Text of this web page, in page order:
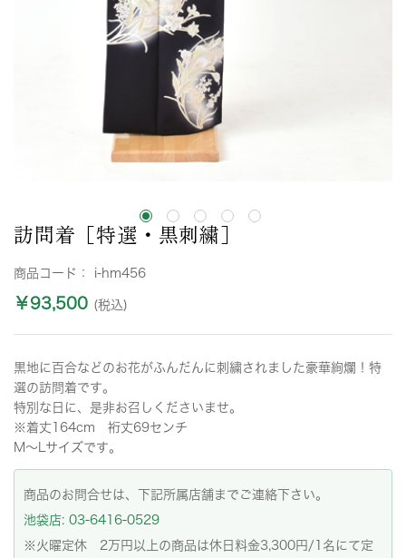
訪問着［特選・黒刺繍］
商品コード： i-hm456
￥93,500 (税込)
黒地に百合などのお花がふんだんに刺繍されました豪華絢爛！特
選の訪問着です。
特別な日に、是非お召しくださいませ。
※着丈164cm 裄丈69センチ
M～Lサイズです。
商品のお問合せは、下記所属店舗までご連絡下さい。
池袋店: 03-6416-0529
※火曜定休 2万円以上の商品は休日料金3,300円/1名にて定